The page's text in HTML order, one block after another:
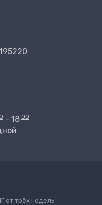
- 18 00
от трёх недель